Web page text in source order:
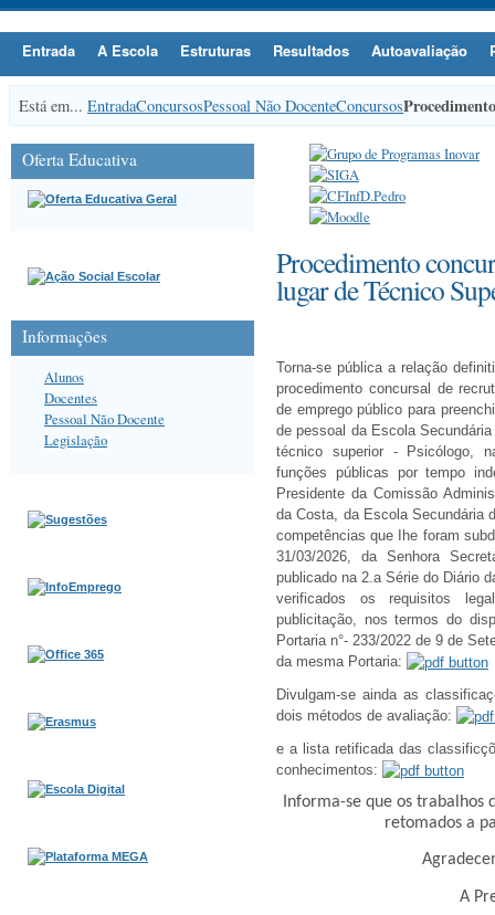
Entrada A Escola Estruturas Resultados Autoavaliação
Está em... EntradaConcursosPessoal Não DocenteConcursos
Procedimento
lugar de Técnico
Torna-se pública a relação
procedimento concursal de
de emprego público para
de pessoal da Escola
técnico superior - Psicólogo,
funções públicas por tempo
Presidente da Comissão
da Costa, da Escola Secundária
competências que Ihe foram
31/03/2026, da Senhora
publicado na 2.a Série do Diário
verificados os requisitos
publicitação, nos termos do
Portaria n°- 233/2022 de 9 de
da mesma Portaria:
Divulgam-se ainda as
dois métodos de avaliação:
e a lista retificada das
conhecimentos:
Informa-se que os trabalhos
retomados a
A
Oferta Educativa
Informações
Alunos
Docentes
Pessoal Não Docente
Legislação